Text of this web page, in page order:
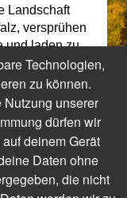
Landschaft
versprühen
und laden zu
Mandeln in
ihren
ist
Die
bieten nicht
sondern auch
das
Technologien,
zu können.
unserer
dürfen wir
deinem Gerät
Daten ohne
die nicht